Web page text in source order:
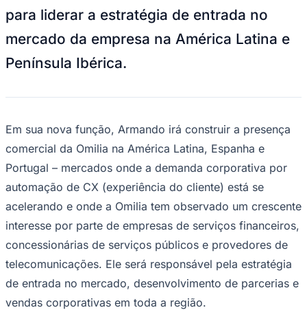
Anuncie no Portal
Guia de Empresas
Divulgar VagasNovo
Negócios Regionais
Segurança Regional
Parques & Represas
Cidades da Região
Jandira Itapevi
do Bom JesusAraçariguamaCajamarCaieirasFranco da
RochaFrancisco MoratoTaboão da SerraEmbu das Artes São Roque
Para Sua Empresa
Guia de Empresas
Vagas na Região Novo
Hub de Negócios
Guia Comercial
Selo Verificado
Portal Educacional
para liderar a estratégia de entrada no
mercado da empresa na América Latina e
Península Ibérica.
Em sua nova função, Armando irá construir a presença
comercial da Omilia na América Latina, Espanha e
Portugal – mercados onde a demanda corporativa por
automação de CX (experiência do cliente) está se
acelerando e onde a Omilia tem observado um crescente
interesse por parte de empresas de serviços financeiros,
concessionárias de serviços públicos e provedores de
telecomunicações. Ele será responsável pela estratégia
de entrada no mercado, desenvolvimento de parcerias e
vendas corporativas em toda a região.